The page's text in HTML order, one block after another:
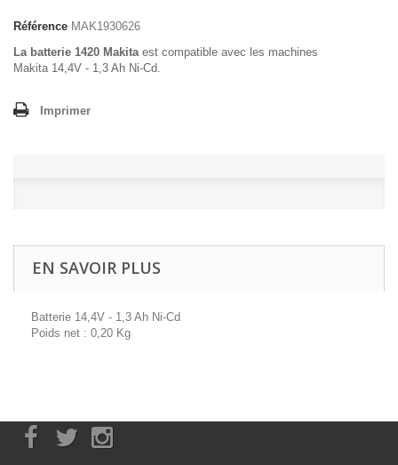
Référence MAK1930626
La batterie 1420 Makita est compatible avec les machines
Makita 14,4V - 1,3 Ah Ni-Cd.
Imprimer
EN SAVOIR PLUS
Batterie 14,4V - 1,3 Ah Ni-Cd
Poids net : 0,20 Kg